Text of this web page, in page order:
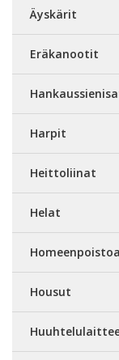
Äyskärit
Eräkanootit
Harpit
Heittoliinat
Helat
Housut